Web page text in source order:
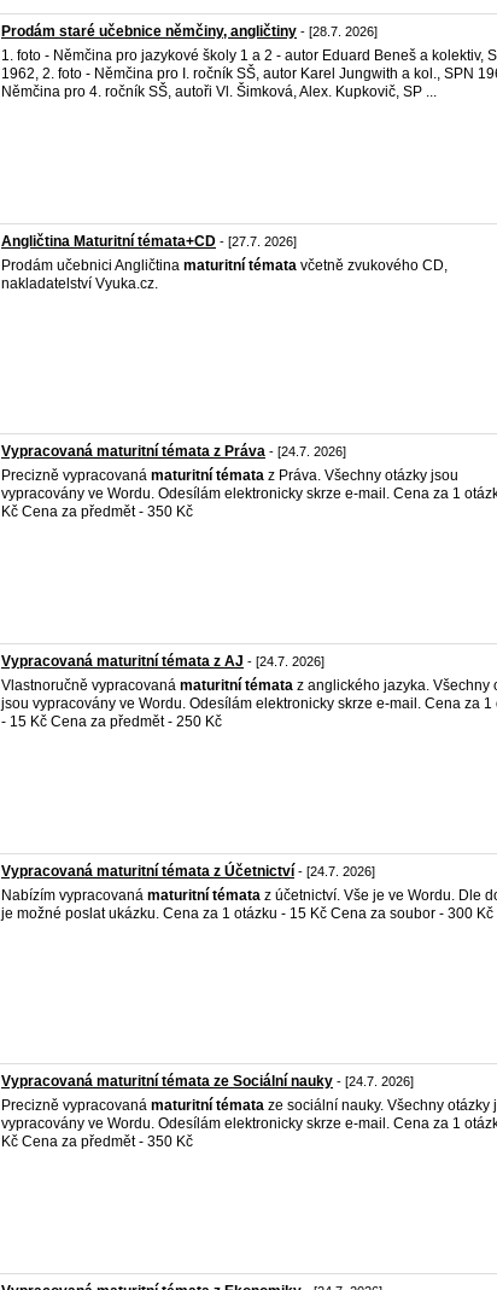
Prodám staré učebnice němčiny, angličtiny - [28.7. 2026]
1. foto - Němčina pro jazykové školy 1 a 2 - autor Eduard Beneš a kolektiv,
1962, 2. foto - Němčina pro I. ročník SŠ, autor Karel Jungwith a kol., SPN
Němčina pro 4. ročník SŠ, autoři Vl. Šimková, Alex. Kupkovič, SP ...
Angličtina Maturitní témata+CD - [27.7. 2026]
Prodám učebnici Angličtina maturitní témata včetně zvukového CD,
nakladatelství Vyuka.cz.
Vypracovaná maturitní témata z Práva - [24.7. 2026]
Precizně vypracovaná maturitní témata z Práva. Všechny otázky jsou
vypracovány ve Wordu. Odesílám elektronicky skrze e-mail. Cena za 1
Kč Cena za předmět - 350 Kč
Vypracovaná maturitní témata z AJ - [24.7. 2026]
Vlastnoručně vypracovaná maturitní témata z anglického jazyka. Všechny
jsou vypracovány ve Wordu. Odesílám elektronicky skrze e-mail. Cena za 1
- 15 Kč Cena za předmět - 250 Kč
Vypracovaná maturitní témata z Účetnictví - [24.7. 2026]
Nabízím vypracovaná maturitní témata z účetnictví. Vše je ve Wordu. Dle
je možné poslat ukázku. Cena za 1 otázku - 15 Kč Cena za soubor - 300 Kč
Vypracovaná maturitní témata ze Sociální nauky - [24.7. 2026]
Precizně vypracovaná maturitní témata ze sociální nauky. Všechny otázky
vypracovány ve Wordu. Odesílám elektronicky skrze e-mail. Cena za 1
Kč Cena za předmět - 350 Kč